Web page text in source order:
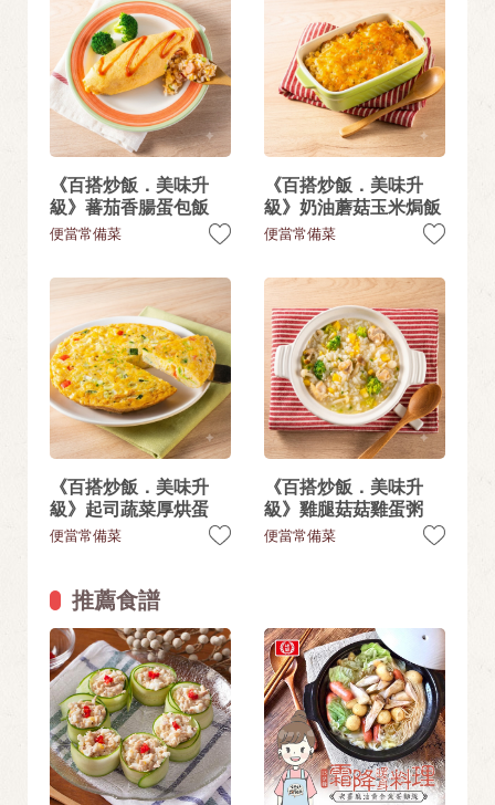
《百搭炒飯．美味升
級》蕃茄香腸蛋包飯
便當常備菜
《百搭炒飯．美味升
級》奶油蘑菇玉米焗飯
便當常備菜
《百搭炒飯．美味升
級》起司蔬菜厚烘蛋
便當常備菜
《百搭炒飯．美味升
級》雞腿菇菇雞蛋粥
便當常備菜
推薦食譜